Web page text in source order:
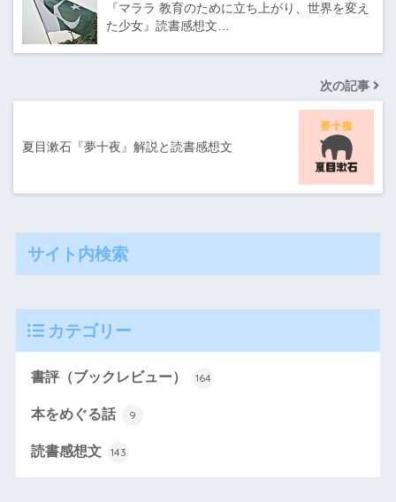
『マララ 教育のために立ち上がり、世界を変え
た少女』読書感想文…
次の記事
夏目漱石『夢十夜』解説と読書感想文
サイト内検索
カテゴリー
書評（ブックレビュー） 164
本をめぐる話 9
読書感想文 143